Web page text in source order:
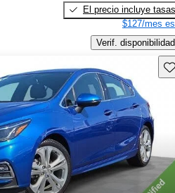
El precio incluye tasas
$127/mes
Verif. disponibilidad